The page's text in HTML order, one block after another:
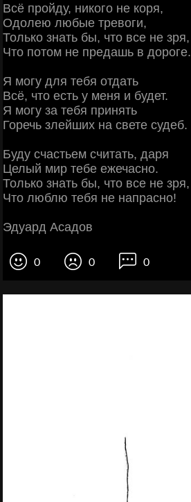
Всё пройду, никого не коря,
Одолею любые тревоги,
Только знать бы, что все не зря,
Что потом не предашь в дороге.
Я могу для тебя отдать
Всё, что есть у меня и будет.
Я могу за тебя принять
Горечь злейших на свете судеб.
Буду счастьем считать, даря
Целый мир тебе ежечасно.
Только знать бы, что все не зря,
Что люблю тебя не напрасно!
Эдуард Асадов
0 0 0